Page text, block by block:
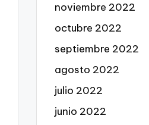
noviembre 2022
octubre 2022
septiembre 2022
agosto 2022
julio 2022
junio 2022